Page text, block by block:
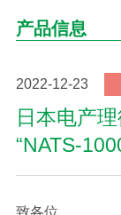
产品信息
2022-12-23
日本电产
“NATS-
致各位